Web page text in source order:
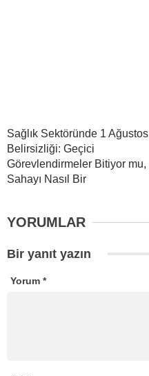
Sağlık Sektöründe 1 Ağustos
Belirsizliği: Geçici
Görevlendirmeler Bitiyor mu,
Sahayı Nasıl Bir
YORUMLAR
Bir yanıt yazın
Yorum *